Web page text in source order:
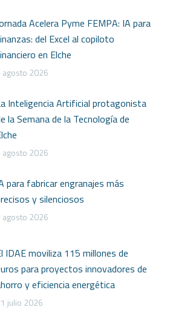
Acelera Pyme FEMPA: IA para
del Excel al copiloto
en Elche
agosto 2026
Inteligencia Artificial protagonista
la Semana de la Tecnología de
agosto 2026
para fabricar engranajes más
y silenciosos
agosto 2026
IDAE moviliza 115 millones de
para proyectos innovadores de
y eficiencia energética
julio 2026